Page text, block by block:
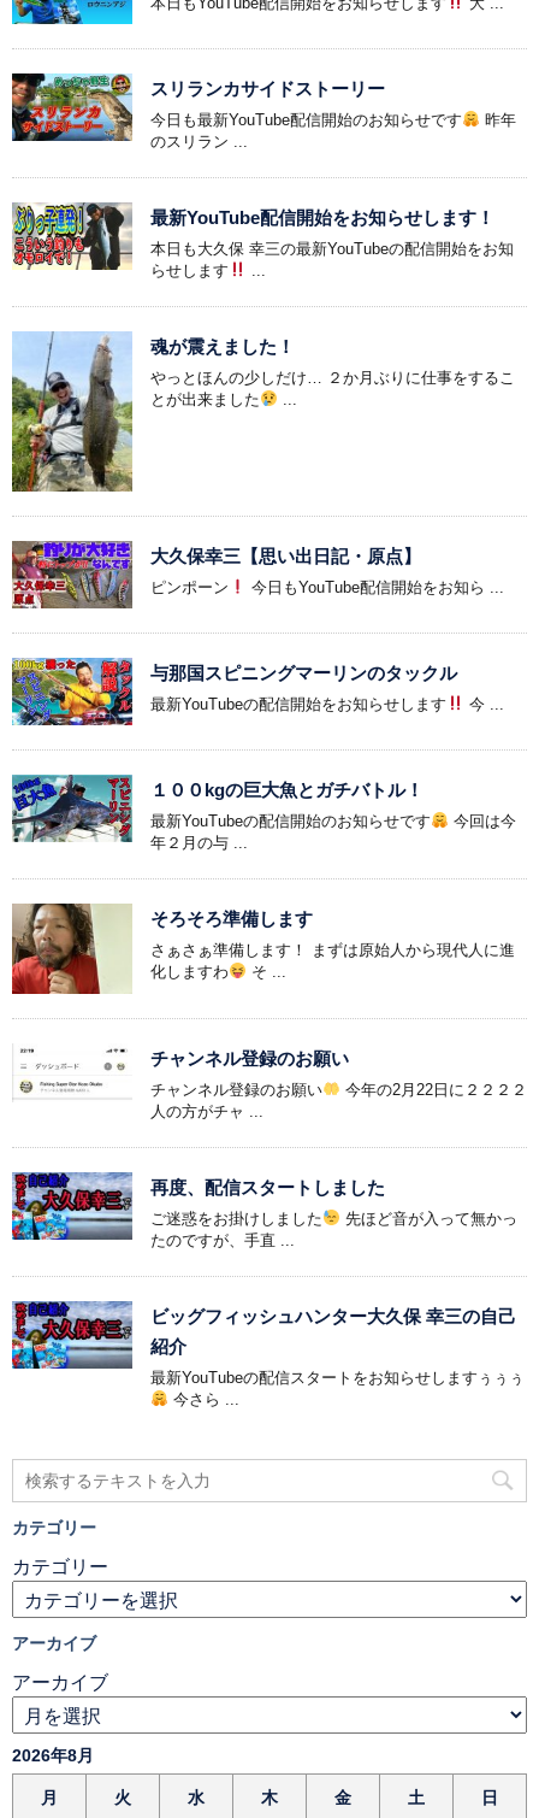
スリランカサイドストーリー
今日も最新YouTube配信開始のお知らせです
昨年
のスリラン ...
最新YouTube配信開始をお知らせします！
本日も大久保 幸三の最新YouTubeの配信開始をお知
らせします
魂が震えました！
やっとほんの少しだけ… ２か月ぶりに仕事をするこ
とが出来ました
大久保幸三【思い出日記・原点】
ピンポーン 今日もYouTube配信開始をお知ら ...
与那国スピニングマーリンのタックル
最新YouTubeの配信開始をお知らせします 今 ...
１００kgの巨大魚とガチバトル！
最新YouTubeの配信開始のお知らせです
今回は今
年２月の与 ...
そろそろ準備します
さぁさぁ準備します！ まずは原始人から現代人に進
化しますわ
そ ...
チャンネル登録のお願い
チャンネル登録のお願い
今年の2月22日に２２２２
人の方がチャ ...
再度、配信スタートしました
ご迷惑をお掛けしました
先ほど音が入って無かっ
たのですが、手直 ...
ビッグフィッシュハンター大久保 幸三の自己
紹介
最新YouTubeの配信スタートをお知らせしますぅぅぅ
今さら ...
カテゴリー
カテゴリー
アーカイブ
アーカイブ
2026年8月
月 火 水 木 金 土 日